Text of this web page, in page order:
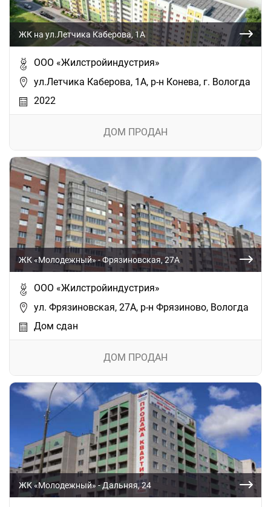
ЖК на ул.Летчика Каберова, 1А
ООО «Жилстройиндустрия»
ул.Летчика Каберова, 1А, р-н Конева, г. Вологда
2022
ДОМ ПРОДАН
ЖК «Молодежный» - Фрязиновская, 27А
ООО «Жилстройиндустрия»
ул. Фрязиновская, 27А, р-н Фрязиново, Вологда
Дом сдан
ДОМ ПРОДАН
ЖК «Молодежный» - Дальняя, 24